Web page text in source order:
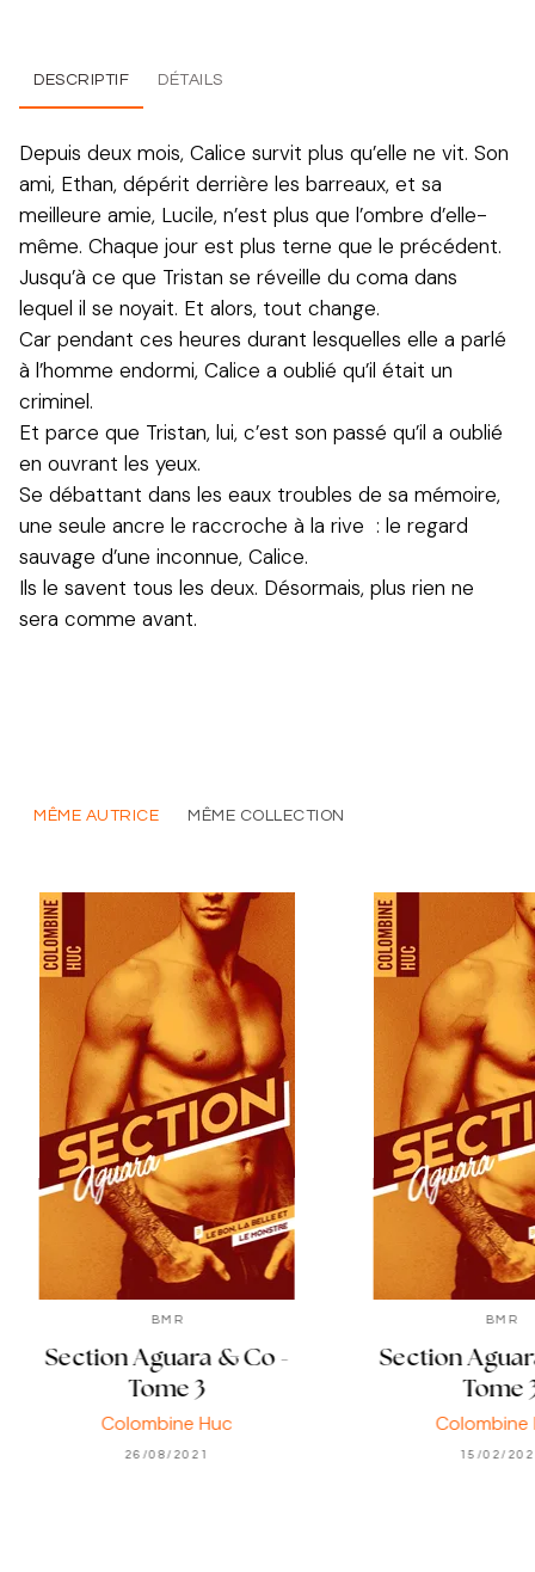
DESCRIPTIF DÉTAILS
Depuis deux mois, Calice survit plus qu’elle ne vit. Son
ami, Ethan, dépérit derrière les barreaux, et sa
meilleure amie, Lucile, n’est plus que l’ombre d’elle-
même. Chaque jour est plus terne que le précédent.
Jusqu’à ce que Tristan se réveille du coma dans
lequel il se noyait. Et alors, tout change.
Car pendant ces heures durant lesquelles elle a parlé
à l’homme endormi, Calice a oublié qu’il était un
criminel.
Et parce que Tristan, lui, c’est son passé qu’il a oublié
en ouvrant les yeux.
Se débattant dans les eaux troubles de sa mémoire,
une seule ancre le raccroche à la rive : le regard
sauvage d’une inconnue, Calice.
Ils le savent tous les deux. Désormais, plus rien ne
sera comme avant.
MÊME AUTRICE MÊME COLLECTION
BMR
Section Aguara & Co -
Tome 3
Colombine Huc
26/08/2021
BMR
Section
Tome
Colombine
15/02/